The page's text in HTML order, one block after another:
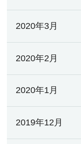
2020年3月
2020年2月
2020年1月
2019年12月